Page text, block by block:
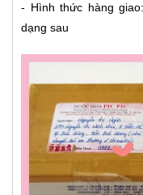
- Hình thức hàng
dạng sau